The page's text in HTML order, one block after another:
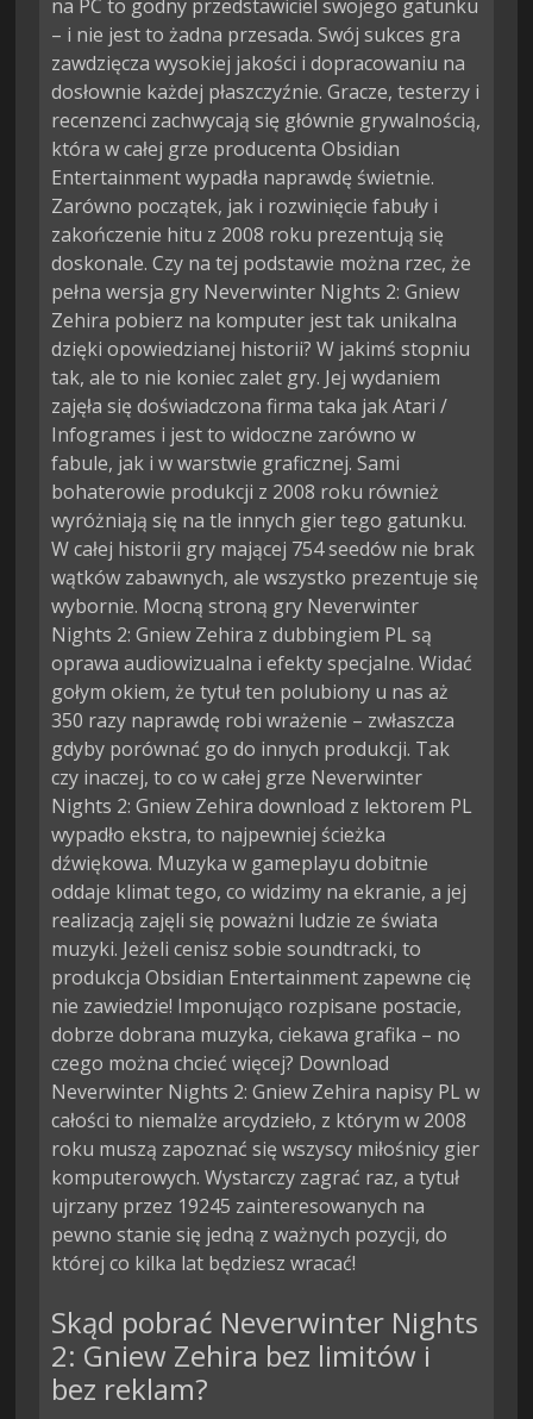
na PC to godny przedstawiciel swojego gatunku
– i nie jest to żadna przesada. Swój sukces gra
zawdzięcza wysokiej jakości i dopracowaniu na
dosłownie każdej płaszczyźnie. Gracze, testerzy i
recenzenci zachwycają się głównie grywalnością,
która w całej grze producenta Obsidian
Entertainment wypadła naprawdę świetnie.
Zarówno początek, jak i rozwinięcie fabuły i
zakończenie hitu z 2008 roku prezentują się
doskonale. Czy na tej podstawie można rzec, że
pełna wersja gry Neverwinter Nights 2: Gniew
Zehira pobierz na komputer jest tak unikalna
dzięki opowiedzianej historii? W jakimś stopniu
tak, ale to nie koniec zalet gry. Jej wydaniem
zajęła się doświadczona firma taka jak Atari /
Infogrames i jest to widoczne zarówno w
fabule, jak i w warstwie graficznej. Sami
bohaterowie produkcji z 2008 roku również
wyróżniają się na tle innych gier tego gatunku.
W całej historii gry mającej 754 seedów nie brak
wątków zabawnych, ale wszystko prezentuje się
wybornie. Mocną stroną gry Neverwinter
Nights 2: Gniew Zehira z dubbingiem PL są
oprawa audiowizualna i efekty specjalne. Widać
gołym okiem, że tytuł ten polubiony u nas aż
350 razy naprawdę robi wrażenie – zwłaszcza
gdyby porównać go do innych produkcji. Tak
czy inaczej, to co w całej grze Neverwinter
Nights 2: Gniew Zehira download z lektorem PL
wypadło ekstra, to najpewniej ścieżka
dźwiękowa. Muzyka w gameplayu dobitnie
oddaje klimat tego, co widzimy na ekranie, a jej
realizacją zajęli się poważni ludzie ze świata
muzyki. Jeżeli cenisz sobie soundtracki, to
produkcja Obsidian Entertainment zapewne cię
nie zawiedzie! Imponująco rozpisane postacie,
dobrze dobrana muzyka, ciekawa grafika – no
czego można chcieć więcej? Download
Neverwinter Nights 2: Gniew Zehira napisy PL w
całości to niemalże arcydzieło, z którym w 2008
roku muszą zapoznać się wszyscy miłośnicy gier
komputerowych. Wystarczy zagrać raz, a tytuł
ujrzany przez 19245 zainteresowanych na
pewno stanie się jedną z ważnych pozycji, do
której co kilka lat będziesz wracać!
Skąd pobrać Neverwinter Nights
2: Gniew Zehira bez limitów i
bez reklam?